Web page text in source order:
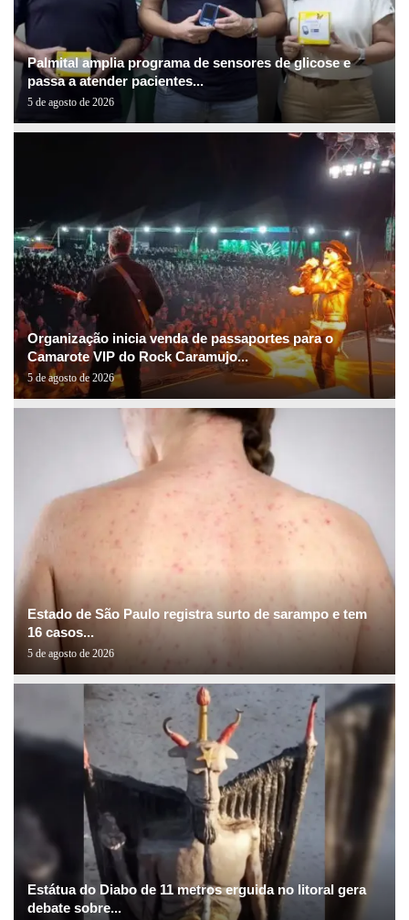
Palmital amplia programa de sensores de glicose e
passa a atender pacientes...
5 de agosto de 2026
Organização inicia venda de passaportes para o
Camarote VIP do Rock Caramujo...
5 de agosto de 2026
Estado de São Paulo registra surto de sarampo e tem
16 casos...
5 de agosto de 2026
Estátua do Diabo de 11 metros erguida no litoral gera
debate sobre...